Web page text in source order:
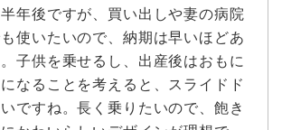
年後ですが、買い出しや妻の病院
使いたいので、納期は早いほどあ
子供を乗せるし、出産後はおもに
なることを考えると、スライドド
ですね。長く乗りたいので、飽き